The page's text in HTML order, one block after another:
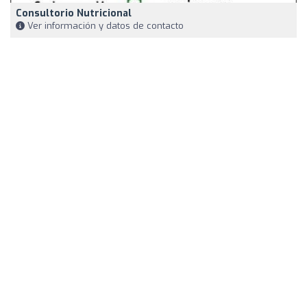
Consultorio Nutricional
Ver información y datos de contacto